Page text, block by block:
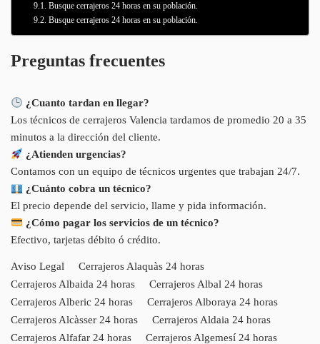
Busque cerrajeros 24 horas en su población.
Busque cerrajeros 24 horas en su población.
Preguntas frecuentes
¿Cuanto tardan en llegar?
Los técnicos de cerrajeros Valencia tardamos de promedio 20 a 35
minutos a la dirección del cliente.
¿Atienden urgencias?
Contamos con un equipo de técnicos urgentes que trabajan 24/7.
¿Cuánto cobra un técnico?
El precio depende del servicio, llame y pida información.
¿Cómo pagar los servicios de un técnico?
Efectivo, tarjetas débito ó crédito.
Aviso Legal
Cerrajeros Alaquàs 24 horas
Cerrajeros Albaida 24 horas
Cerrajeros Albal 24 horas
Cerrajeros Alberic 24 horas
Cerrajeros Alboraya 24 horas
Cerrajeros Alcàsser 24 horas
Cerrajeros Aldaia 24 horas
Cerrajeros Alfafar 24 horas
Cerrajeros Algemesí 24 horas